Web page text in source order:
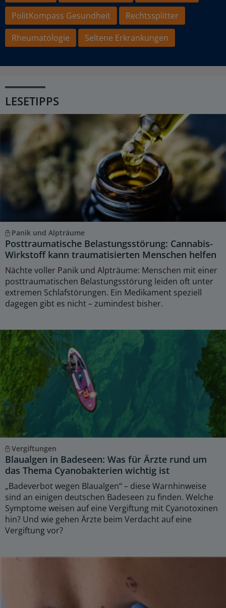
PolitKompass Gesundheit
Rechtssplitter
Rheumatologie
Seltene Erkrankungen
LESETIPPS
Panik und Alpträume
Posttraumatische Belastungsstörung: Cannabis-
Wirkstoff kann traumatisierten Menschen helfen
Nächte voller Panik und Alpträume: Menschen mit einer
posttraumatischen Belastungsstörung leiden oft unter
extremen Schlafstörungen. Ein Medikament speziell
dagegen gibt es nicht – zumindest bisher.
Vergiftungen
Blaualgen in Badeseen: Was für Ärzte rund um
das Thema Cyanobakterien wichtig ist
„Badeverbot wegen Blaualgen“ – diese Warnhinweise
sind an einigen deutschen Badeseen zu finden. Welche
Symptome weisen auf eine Vergiftung mit Cyanotoxinen
hin? Und wie gehen Ärzte beim Verdacht auf eine
Vergiftung vor?